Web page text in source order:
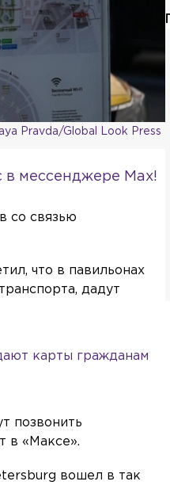
Pravda/Global Look Press
в мессенджере Max!
со связью
что в павильонах
дадут
карты гражданам
позвонить
в «Максе».
вошел в так